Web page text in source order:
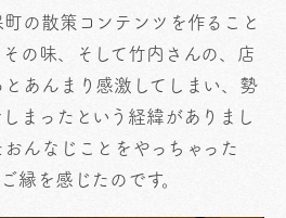
の散策コンテンツを作ること
の味、そして竹内さんの、店
あんまり感激してしまい、勢
まったという経緯がありまし
んなじことをやっちゃった
縁を感じたのです。